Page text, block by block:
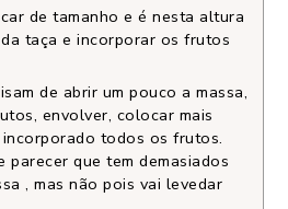
de tamanho e é nesta altura
taça e incorporar os frutos
de abrir um pouco a massa,
envolver, colocar mais
todos os frutos.
parecer que tem demasiados
, mas não pois vai levedar